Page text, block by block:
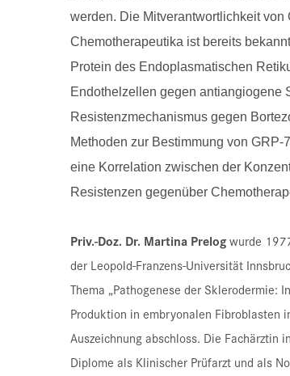
werden. Die Mitverantwortlichkeit
Chemotherapeutika ist bereits
Protein des Endoplasmatischen
Endothelzellen gegen antiangiogene
Resistenzmechanismus gegen
Methoden zur Bestimmung von
eine Korrelation zwischen der
Resistenzen gegenüber
Priv.-Doz. Dr. Martina Prelogwurde
der Leopold-Franzens-Universität
Thema „Pathogenese der Sklerodermie:
Produktion in embryonalen Fibroblasten
Auszeichnung abschloss. Die Fachärztin
Diplome als Klinischer Prüfarzt und als